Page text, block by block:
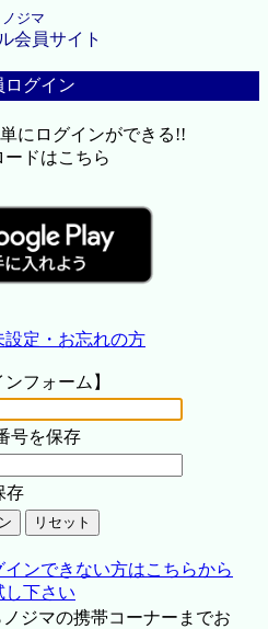
ノジマ
会員サイト
ログイン
にログインができる!!
ードはこちら
設定・お忘れの方
ンフォーム】
号を保存
存
ンできない方はこちらから
し下さい
ジマの携帯コーナーまでお